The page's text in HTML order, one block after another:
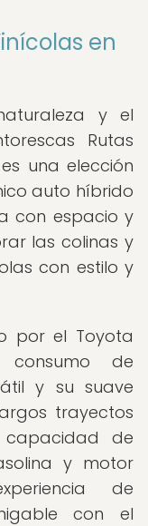
en
y el
Rutas
una elección
auto híbrido
con espacio y
las colinas y
con estilo y
por el Toyota
de
y su suave
trayectos
de
y motor
de
con el